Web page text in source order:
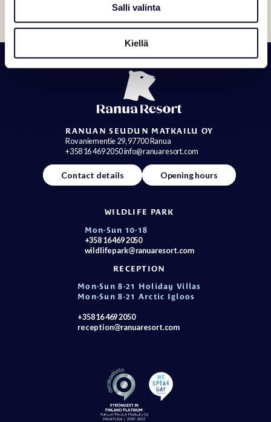
Salli valinta
Kiellä
RANUAN SEUDUN MATKAILU OY
Rovaniementie 29, 97700 Ranua
+358 16 469 2050 info@ranuaresort.com
Contact details Opening hours
WILDLIFE PARK
Mon-Sun 10-18
+358 16 469 2050
wildlifepark@ranuaresort.com
RECEPTION
Mon-Sun 8-21 Holiday Villas
Mon-Sun 8-21 Arctic Igloos
+358 16 469 2050
reception@ranuaresort.com